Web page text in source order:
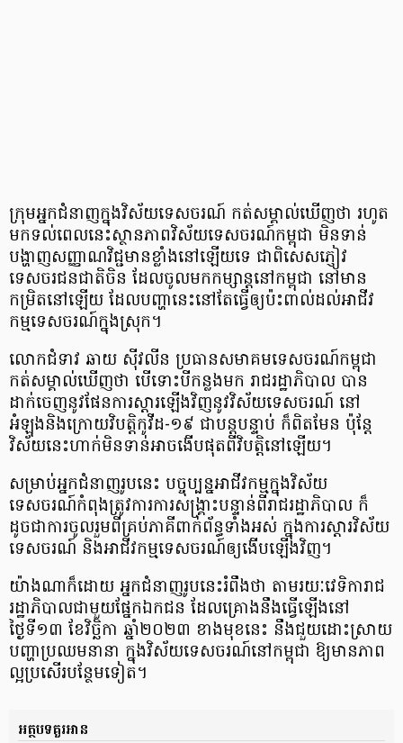
ក្រុមអ្នកជំនាញក្នុងវិស័យទេសចរណ៍ កត់សម្គាល់ឃើញថា រហូត
មកទល់ពេលនេះស្ថានភាពវិស័យទេសចរណ៍កម្ពុជា មិនទាន់
បង្ហាញសញ្ញាណវិជ្ជមានខ្លាំងនៅឡើយទេ ជាពិសេសភ្ញៀវ
ទេសចរជនជាតិចិន ដែលចូលមកកម្សាន្តនៅកម្ពុជា នៅមាន
កម្រិតនៅឡើយ ដែលបញ្ហានេះនៅតែធ្វើឲ្យប៉ះពាល់ដល់អាជីវ
កម្មទេសចរណ៍ក្នុងស្រុក។
លោកជំទាវ ឆាយ ស៊ីវលីន ប្រធានសមាគមទេសចរណ៍កម្ពុជា
កត់សម្គាល់ឃើញថា បើទោះបីកន្លងមក រាជរដ្ឋាភិបាល បាន
ដាក់ចេញនូវផែនការស្ដារឡើងវិញនូវវិស័យទេសចរណ៍ នៅ
អំឡុងនិងក្រោយវិបត្តិកូវីដ-១៩ ជាបន្តបន្ទាប់ ក៏ពិតមែន ប៉ុន្តែ
វិស័យនេះហាក់មិនទាន់អាចងើបផុតពីវិបត្តិនៅឡើយ។
សម្រាប់អ្នកជំនាញរូបនេះ បច្ចុប្បន្នអាជីវកម្មក្នុងវិស័យ
ទេសចរណ៍កំពុងត្រូវការការសង្គ្រាះបន្ទាន់ពីរាជរដ្ឋាភិបាល ក៏
ដូចជាការចូលរួមពីគ្រប់ភាគីពាក់ព័ន្ធទាំងអស់ ក្នុងការស្ដារវិស័យ
ទេសចរណ៍ និងអាជីវកម្មទេសចរណ៍ឲ្យងើបឡើងវិញ។
យ៉ាងណាក៏ដោយ អ្នកជំនាញរូបនេះរំពឹងថា តាមរយៈវេទិការាជ
រដ្ឋាភិបាលជាមួយផ្នែកឯកជន ដែលគ្រោងនឹងធ្វើឡើងនៅ
ថ្ងៃទី១៣ ខែវិច្ឆិកា ឆ្នាំ២០២៣ ខាងមុខនេះ នឹងជួយ​ដោះស្រាយ
បញ្ហាប្រឈមនានា ក្នុងវិស័យទេសចរណ៍នៅកម្ពុជា ឱ្យមានភាព
ល្អប្រសើរបន្ថែមទៀត។
អត្ថបទគួរអាន